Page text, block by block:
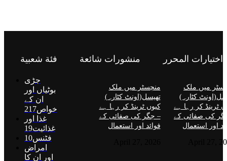
اختيارات المحرر
میں ملک
کٹارہ)
ٹرینڈ کر رہا ہے
کی صفائی کے
اور استعمال
April 27,
منشورات شائعة
منچسٹر میں ملک
تھیسل(اونٹ کٹارہ)
کیوں ٹرینڈ کر رہا ہے
– جگر کی صفائی کے
فوائد اور استعمال
فئة شعبية
جڑی
بوٹیاں اور
ان کے
خواص217
غذا اور
غذائیت19
فٹنس10
امراض
اور ان کا